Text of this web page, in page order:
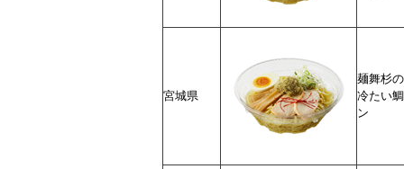
宮城県
麺舞杉
冷たい
ン